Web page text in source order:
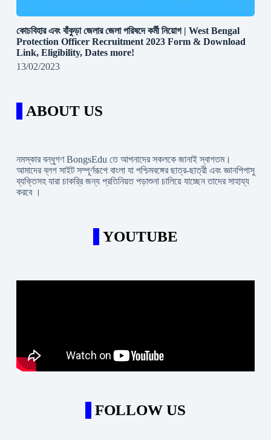
কোচবিহার এবং বাঁকুড়া জেলার জেলা পরিষদে কর্মী নিয়োগ | West Bengal
Protection Officer Recruitment 2023 Form & Download
Link, Eligibility, Dates more!
13/02/2023
ABOUT US
নমস্কার বন্ধুগণ BongsEdu তে আপনাদের সকলকে জানাই স্বাগতম।
আমাদের ব্লগ সাইট সম্পূর্ণরূপে বাংলা যা পশ্চিমবঙ্গের ছাত্র-ছাত্রী এবং জ্ঞানপিপাসু
ব্যক্তিসহ যারা চাকরি্র জন্য প্রতিনিয়ত পড়াশুনা চালিয়ে যাচ্ছেন তাদের সাহায্য
করবে ।
YOUTUBE
FOLLOW US